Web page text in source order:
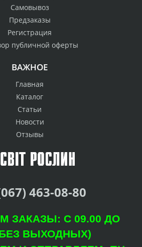
Самовывоз
Предзаказы
Регистрация
публичной оферты
ВАЖНОЕ
Главная
Каталог
Статьи
Новости
Отзывы
463-08-80
ЗАКАЗЫ: С 09.00 ДО
ВЫХОДНЫХ)